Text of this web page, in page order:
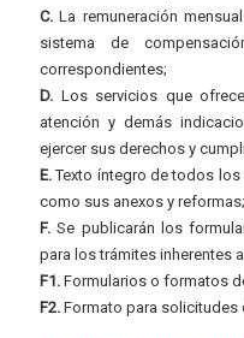
C. La remuneración
sistema de
correspondientes;
D. Los servicios que
atención y demás
ejercer sus derechos y
E.Texto íntegro de todos
como sus anexos y reformas;
F. Se publicarán los
para los trámites inherentes
F1. Formularios o formatos
F2. Formato para solicitudes